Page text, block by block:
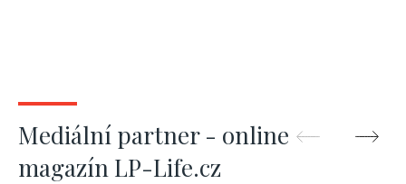
Mediální partner - online
magazín LP-Life.cz